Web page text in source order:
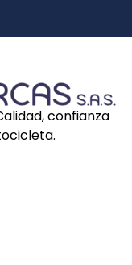
confianza